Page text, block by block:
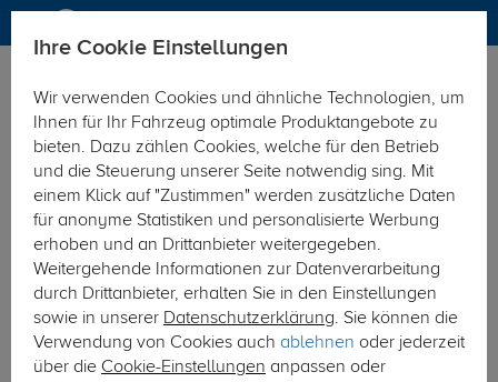
Hier geht's zur Fahrzeugübersicht: Nissan Micra
Ihre Cookie Einstellungen
Wir verwenden Cookies und ähnliche Technologien, um
Ihnen für Ihr Fahrzeug optimale Produktangebote zu
bieten. Dazu zählen Cookies, welche für den Betrieb
und die Steuerung unserer Seite notwendig sing. Mit
einem Klick auf "Zustimmen" werden zusätzliche Daten
für anonyme Statistiken und personalisierte Werbung
erhoben und an Drittanbieter weitergegeben.
Weitergehende Informationen zur Datenverarbeitung
durch Drittanbieter, erhalten Sie in den Einstellungen
sowie in unserer Datenschutzerklärung. Sie können die
Verwendung von Cookies auch ablehnen oder jederzeit
über die Cookie-Einstellungen anpassen oder